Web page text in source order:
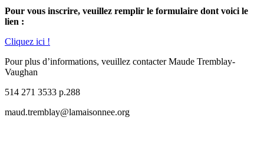
Pour vous inscrire, veuillez remplir le formulaire dont voici le
lien :
Cliquez ici !
Pour plus d’informations, veuillez contacter Maude Tremblay-
Vaughan
514 271 3533 p.288
maud.tremblay@lamaisonnee.org